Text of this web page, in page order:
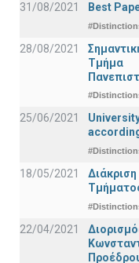
31/08/2021 Best
28/08/2021
Τμήμα
25/06/2021
18/05/2021
22/04/2021